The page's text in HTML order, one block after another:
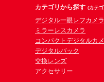
カテゴリから探す (カテ
デジタル一眼レフカメラ
ミラーレスカメラ
コンパクトデジタルカ
デジタルバック
交換レンズ
アクセサリー